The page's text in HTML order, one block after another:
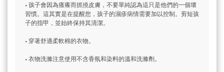
• 孩子會因為瘙癢而抓撓皮膚，不要單純認為這只是他們的一個壞
習慣。這其實是在提醒您，孩子的濕疹病情需要加以控制。剪短孩
子的指甲，並始終保持其清潔。
• 穿著舒適柔軟棉的衣物。
• 衣物洗滌注意使用不含香氛和染料的溫和洗滌劑。